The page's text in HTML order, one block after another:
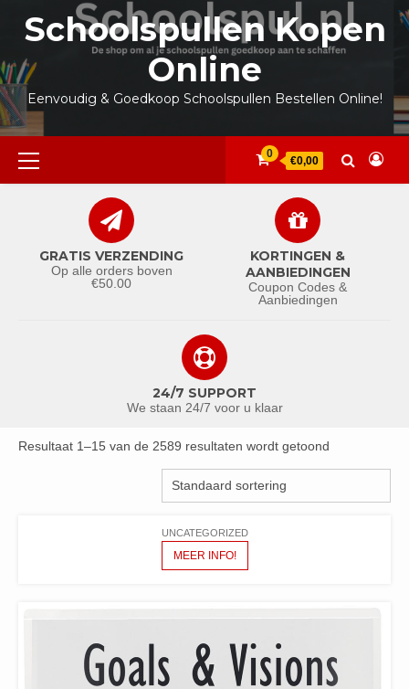
inhoud
Schoolspullen Kopen
Online
Eenvoudig & Goedkoop Schoolspullen Bestellen Online!
Primair
menu
0
€0,00
GRATIS VERZENDING
Op alle orders boven
€50.00
KORTINGEN &
AANBIEDINGEN
Coupon Codes &
Aanbiedingen
24/7 SUPPORT
We staan 24/7 voor u klaar
Resultaat 1–15 van de 2589 resultaten wordt getoond
UNCATEGORIZED
MEER INFO!